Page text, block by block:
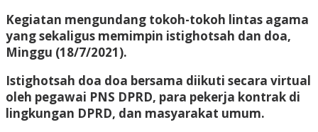
Kegiatan mengundang tokoh-tokoh lintas agama
yang sekaligus memimpin istighotsah dan doa,
Minggu (18/7/2021).
Istighotsah doa doa bersama diikuti secara virtual
oleh pegawai PNS DPRD, para pekerja kontrak di
lingkungan DPRD, dan masyarakat umum.